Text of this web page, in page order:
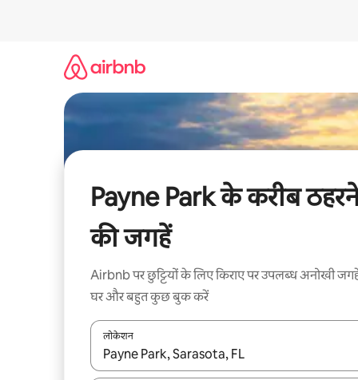
Payne Park के करीब
की जगहें
Airbnb पर छुट्टियों के लिए किराए पर उपलब्ध अनोखी
घर और बहुत कुछ बुक करें
लोकेशन
नतीजों के उपलब्ध होने पर, अप और डाउन 'ऐरो की' का